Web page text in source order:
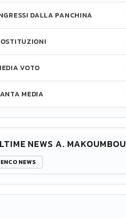
DALLA PANCHINA
VOTO
MEDIA
NEWS A. MAKOUMBOU
NEWS